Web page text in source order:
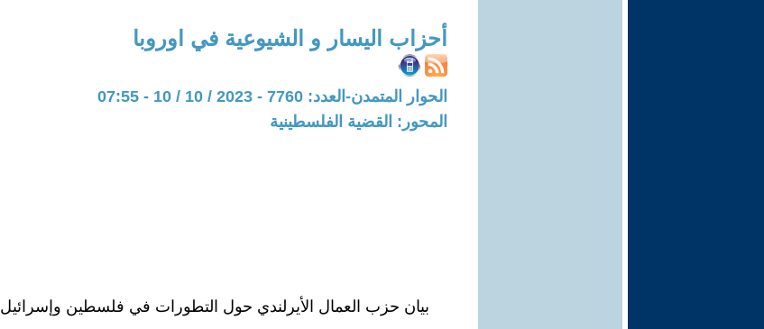
أحزاب اليسار و الشيوعية في اوروبا
الحوار المتمدن-العدد: 7760 - 2023 / 10 / 10 - 07:55
المحور: القضية الفلسطينية
بيان حزب العمال الأيرلندي حول التطورات في فلسطين وإسرائيل